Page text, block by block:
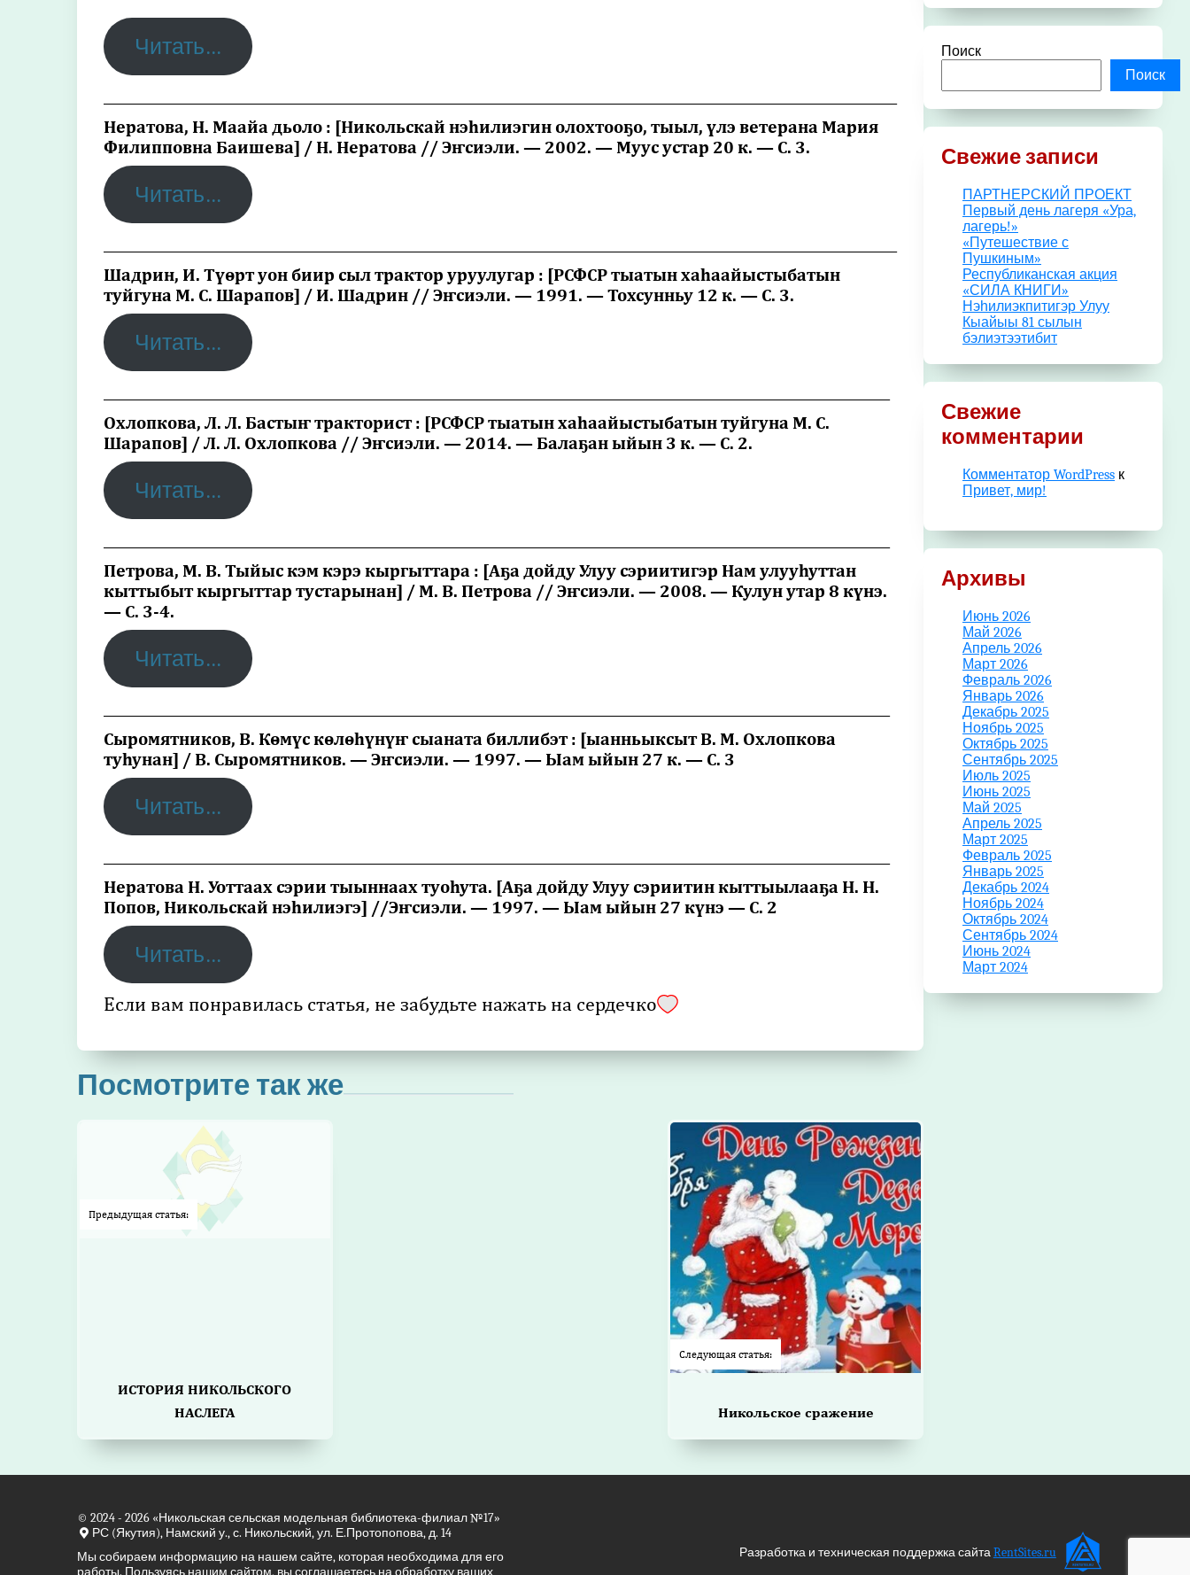
Читать…
Нератова, Н. Маайа дьоло : [Никольскай нэһилиэгин олохтооҕо, тыыл, үлэ ветерана Мария
Филипповна Баишева] / Н. Нератова // Эҥсиэли. — 2002. — Муус устар 20 к. — С. 3.
Читать…
Шадрин, И. Түөрт уон биир сыл трактор уруулугар : [РСФСР тыатын хаһаайыстыбатын
туйгуна М. С. Шарапов] / И. Шадрин // Эҥсиэли. — 1991. — Тохсунньу 12 к. — С. 3.
Читать…
Охлопкова, Л. Л. Бастыҥ тракторист : [РСФСР тыатын хаһаайыстыбатын туйгуна М. С.
Шарапов] / Л. Л. Охлопкова // Эҥсиэли. — 2014. — Балаҕан ыйын 3 к. — С. 2.
Читать…
Петрова, М. В. Тыйыс кэм кэрэ кыргыттара : [Аҕа дойду Улуу сэриитигэр Нам улууһуттан
кыттыбыт кыргыттар тустарынан] / М. В. Петрова // Эҥсиэли. — 2008. — Кулун утар 8 күнэ.
— С. 3-4.
Читать…
Сыромятников, В. Көмүс көлөһүнүҥ сыаната биллибэт : [ыанньыксыт В. М. Охлопкова
туһунан] / В. Сыромятников. — Эҥсиэли. — 1997. — Ыам ыйын 27 к. — С. 3
Читать…
Нератова Н. Уоттаах сэрии тыыннаах туоһута. [Аҕа дойду Улуу сэриитин кыттыылааҕа Н. Н.
Попов, Никольскай нэһилиэгэ] //Эҥсиэли. — 1997. — Ыам ыйын 27 күнэ — С. 2
Читать…
Если вам понравилась статья, не забудьте нажать на сердечко
Посмотрите так же
Предыдущая статья:
ИСТОРИЯ НИКОЛЬСКОГО
НАСЛЕГА
Следующая статья:
Никольское сражение
Поиск
Поиск
Свежие записи
ПАРТНЕРСКИЙ ПРОЕКТ
Первый день лагеря «Ура,
лагерь!»
«Путешествие с
Пушкиным»
Республиканская акция
«СИЛА КНИГИ»
Нэһилиэкпитигэр Улуу
Кыайыы 81 сылын
бэлиэтээтибит
Свежие
комментарии
Комментатор WordPress к
Привет, мир!
Архивы
Июнь 2026
Май 2026
Апрель 2026
Март 2026
Февраль 2026
Январь 2026
Декабрь 2025
Ноябрь 2025
Октябрь 2025
Сентябрь 2025
Июль 2025
Июнь 2025
Май 2025
Апрель 2025
Март 2025
Февраль 2025
Январь 2025
Декабрь 2024
Ноябрь 2024
Октябрь 2024
Сентябрь 2024
Июнь 2024
Март 2024
© 2024 - 2026 «Никольская сельская модельная библиотека-филиал №17»
РС (Якутия), Намский у., с. Никольский, ул. Е.Протопопова, д. 14
Мы собираем информацию на нашем сайте, которая необходима для его
работы. Пользуясь нашим сайтом, вы соглашаетесь на обработку ваших
Разработка и техническая поддержка сайтаRentSites.ru